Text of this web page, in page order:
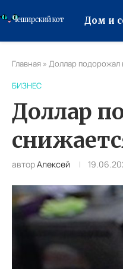
Дом и
Главная » Доллар подорожал
БИЗНЕС
Доллар
авторАлексей